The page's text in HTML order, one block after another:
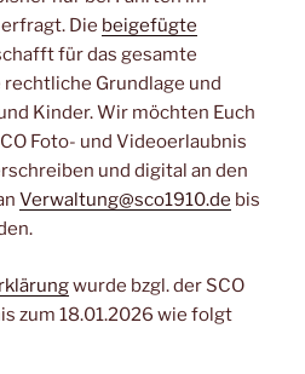
Die beigefügte
für das gesamte
Grundlage und
Kinder. Wir möchten Euch
Foto- und Videoerlaubnis
und digital an den
Verwaltung@sco1910.de bis
wurde bzgl. der SCO
zum 18.01.2026 wie folgt